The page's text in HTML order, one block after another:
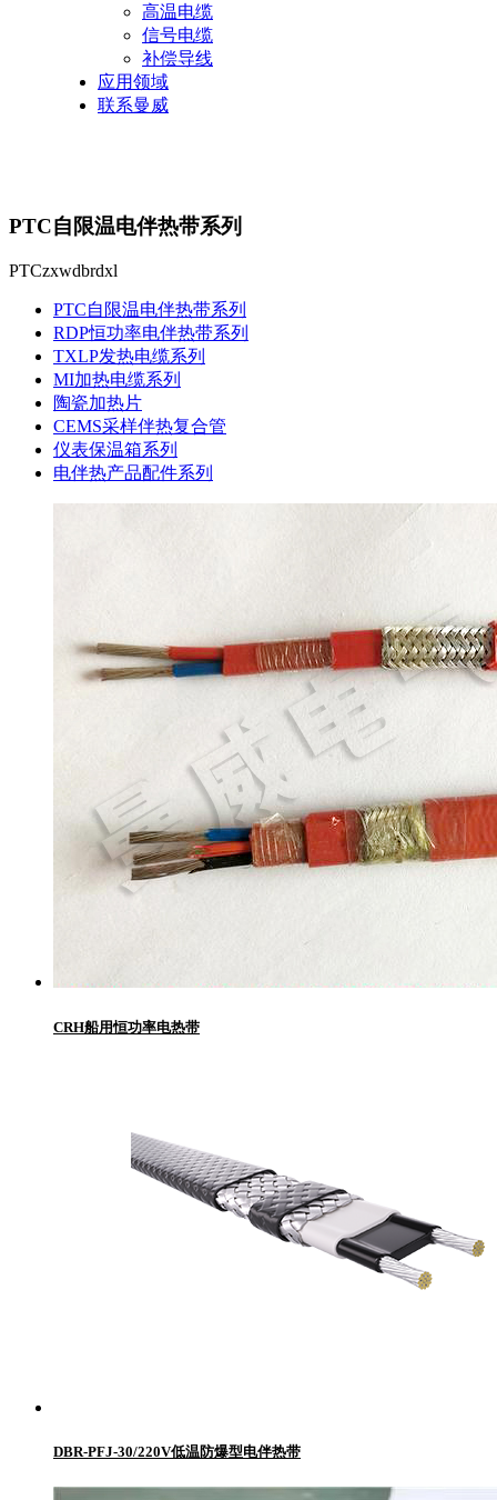
高温电缆
信号电缆
补偿导线
应用领域
联系曼威
PTC自限温电伴热带系列
PTCzxwdbrdxl
PTC自限温电伴热带系列
RDP恒功率电伴热带系列
TXLP发热电缆系列
MI加热电缆系列
陶瓷加热片
CEMS采样伴热复合管
仪表保温箱系列
电伴热产品配件系列
CRH船用恒功率电热带
DBR-PFJ-30/220V低温防爆型电伴热带